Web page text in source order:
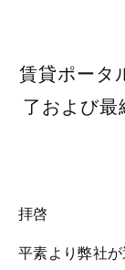
賃貸ポータ
了および最
拝啓
平素より弊社が